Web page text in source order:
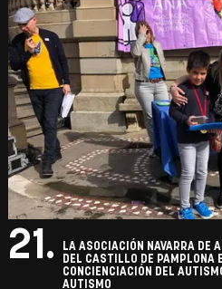
21.
LA ASOCIACIÓN NAVARRA DE
DEL CASTILLO DE PAMPLONA
CONCIENCIACIÓN DEL
AUTISMO